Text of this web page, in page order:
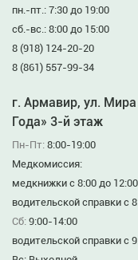
пн.-пт.: 7:30 до 19:00
сб.-вс.: 8:00 до 15:00
8 (918) 124-20-20
8 (861) 557-99-34
г. Армавир, ул.
Года» 3-й этаж
Пн-Пт: 8:00-19:00
Медкомиссия:
медкнижки с 8:00 до 12:00
водительской справки с
Сб: 9:00-14:00
водительской справки с